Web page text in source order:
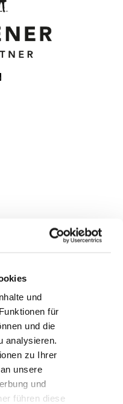
und
für
und die
analysieren.
zu Ihrer
unsere
und
führen diese